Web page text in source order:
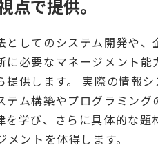
点で提供。
してのシステム開発や、
に必要なマネージメント能
提供します。 実際の情報
テム構築やプログラミング
学び、さらに具体的な題
ントを体得します。